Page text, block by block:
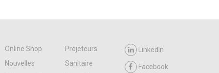
Online Shop
Projeteurs
Nouvelles
Sanitaire
LinkedIn
Facebook